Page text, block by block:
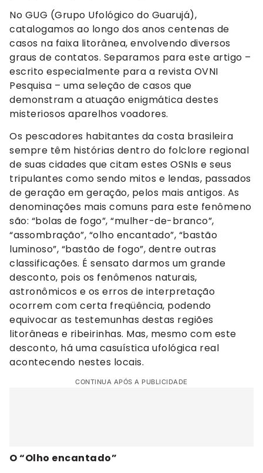
No GUG (Grupo Ufológico do Guarujá),
catalogamos ao longo dos anos centenas de
casos na faixa litorânea, envolvendo diversos
graus de contatos. Separamos para este artigo –
escrito especialmente para a revista OVNI
Pesquisa – uma seleção de casos que
demonstram a atuação enigmática destes
misteriosos aparelhos voadores.
Os pescadores habitantes da costa brasileira
sempre têm histórias dentro do folclore regional
de suas cidades que citam estes OSNIs e seus
tripulantes como sendo mitos e lendas, passados
de geração em geração, pelos mais antigos. As
denominações mais comuns para este fenômeno
são: “bolas de fogo”, “mulher-de-branco”,
“assombração”, “olho encantado”, “bastão
luminoso”, “bastão de fogo”, dentre outras
classificações. É sensato darmos um grande
desconto, pois os fenômenos naturais,
astronômicos e os erros de interpretação
ocorrem com certa freqüência, podendo
equivocar as testemunhas destas regiões
litorâneas e ribeirinhas. Mas, mesmo com este
desconto, há uma casuística ufológica real
acontecendo nestes locais.
CONTINUA APÓS A PUBLICIDADE
O “Olho encantado”